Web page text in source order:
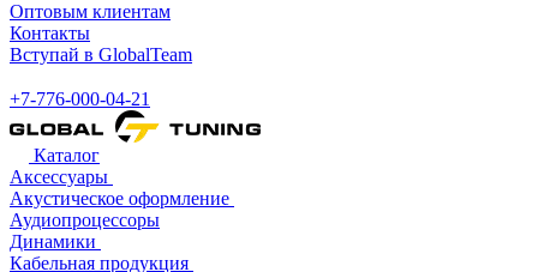
Оптовым клиентам
Контакты
Вступай в GlobalTeam
+7-776-000-04-21
Каталог
Аксессуары
Акустическое оформление
Аудиопроцессоры
Динамики
Кабельная продукция